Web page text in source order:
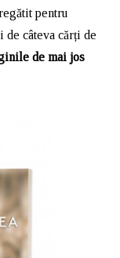
pentru
de câteva cărți de
de mai jos